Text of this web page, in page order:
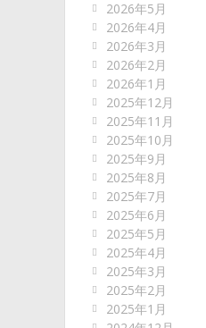
2026年5月
2026年4月
2026年3月
2026年2月
2026年1月
2025年12月
2025年11月
2025年10月
2025年9月
2025年8月
2025年7月
2025年6月
2025年5月
2025年4月
2025年3月
2025年2月
2025年1月